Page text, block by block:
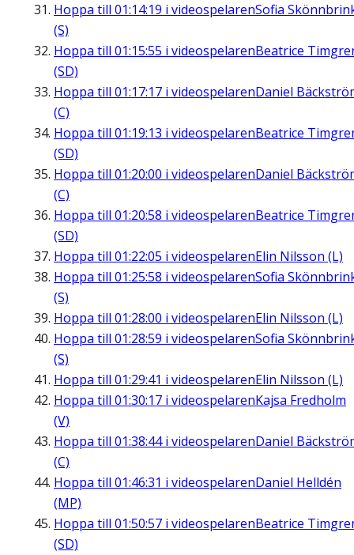
Hoppa till 01:14:19 i videospelarenSofia
(S)
Hoppa till 01:15:55 i videospelarenBeatrice
(SD)
Hoppa till 01:17:17 i videospelarenDaniel
(C)
Hoppa till 01:19:13 i videospelarenBeatrice
(SD)
Hoppa till 01:20:00 i videospelarenDaniel
(C)
Hoppa till 01:20:58 i videospelarenBeatrice
(SD)
Hoppa till 01:22:05 i videospelarenElin Nilsson (L)
Hoppa till 01:25:58 i videospelarenSofia
(S)
Hoppa till 01:28:00 i videospelarenElin Nilsson (L)
Hoppa till 01:28:59 i videospelarenSofia
(S)
Hoppa till 01:29:41 i videospelarenElin Nilsson (L)
Hoppa till 01:30:17 i videospelarenKajsa Fredholm
(V)
Hoppa till 01:38:44i videospelarenDaniel
(C)
Hoppa till 01:46:31 i videospelarenDaniel Helldén
(MP)
Hoppa till 01:50:57 i videospelarenBeatrice
(SD)